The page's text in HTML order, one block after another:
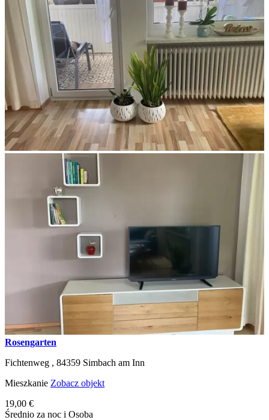
Rosengarten
Fichtenweg , 84359 Simbach am Inn
Mieszkanie Zobacz objekt
19,00 €
Średnio za noc i Osoba